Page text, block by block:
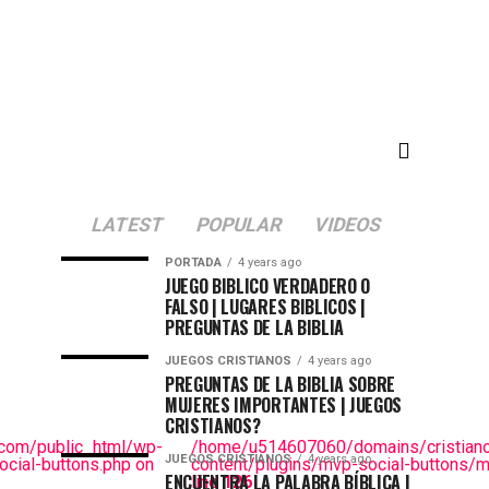
public_html/wp-
buttons.php on
/home/u514607060/domains/
content/plugins/mvp-social-buttons/
line126
LATEST POPULAR VIDEOS
PORTADA 4 years ago
JUEGO BIBLICO VERDADERO O
FALSO | LUGARES BIBLICOS |
PREGUNTAS DE LA BIBLIA
JUEGOS CRISTIANOS 4 years ago
PREGUNTAS DE LA BIBLIA SOBRE
MUJERES IMPORTANTES | JUEGOS
CRISTIANOS?
JUEGOS CRISTIANOS 4 years ago
ENCUENTRA LA PALABRA BÍBLICA |